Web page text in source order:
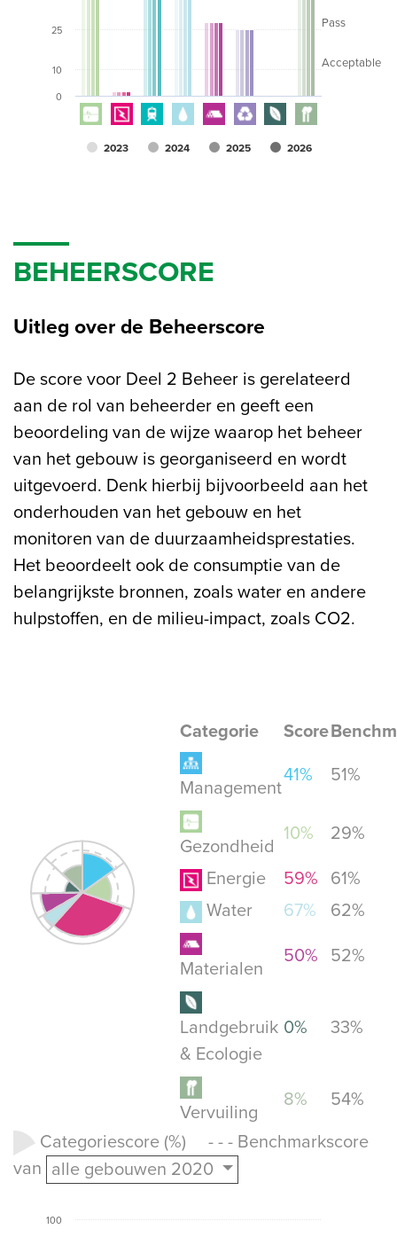
Acceptable
Pass
2023 2024 2025 2026
0
10
25
BEHEERSCORE
Uitleg over de Beheerscore
De score voor Deel 2 Beheer is gerelateerd
aan de rol van beheerder en geeft een
beoordeling van de wijze waarop het beheer
van het gebouw is georganiseerd en wordt
uitgevoerd. Denk hierbij bijvoorbeeld aan het
onderhouden van het gebouw en het
monitoren van de duurzaamheidsprestaties.
Het beoordeelt ook de consumptie van de
belangrijkste bronnen, zoals water en andere
hulpstoffen, en de milieu-impact, zoals CO2.
Categorie Score
Management
41% 51%
Gezondheid
10% 29%
Energie 59%
61%
Water
67% 62%
Materialen
50% 52%
Landgebruik
& Ecologie
0% 33%
Vervuiling
8%
54%
Categoriescore (%) - - - Benchmarkscore
van alle gebouwen 2020
100